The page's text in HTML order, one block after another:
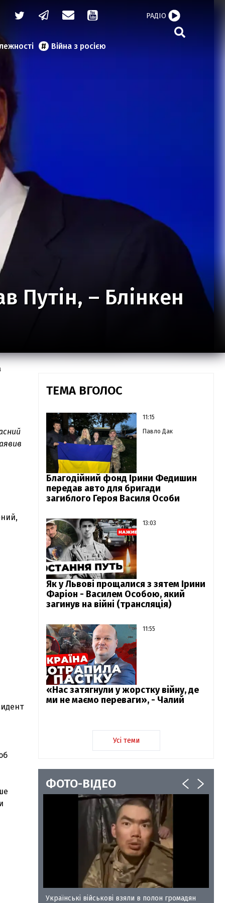
Війна з росією
РАДІО
Путін, – Блінкен
ТЕМА ВГОЛОС
11:15
Павло Дак
Благодійний фонд Ірини Федишин
передав авто для бригади
загиблого Героя Василя Особи
13:03
Як у Львові прощалися з зятем Ірини
Фаріон - Василем Особою, який
загинув на війні (трансляція)
11:55
«Нас затягнули у жорстку війну, де
ми не маємо переваги», - Чалий
Усі теми
ФОТО-ВІДЕО
35
Українські військові взяли в полон громадян